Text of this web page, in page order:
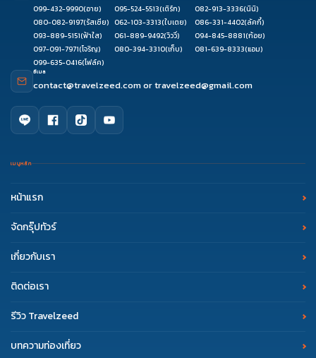
099-432-9990(อาย) 095-524-5513(เติร์ก) 082-913-3336(นินิ)
080-082-9197(รัสเซีย) 062-103-3313(ใบเตย) 086-331-4402(ลัคกี้)
093-889-5151(ฟ้าใส) 061-889-9492(วิววี่) 094-845-8881(ก้อย)
097-091-7971(โจริญ) 080-394-3310(เก็บ) 081-639-8333(แอม)
099-635-0416(โฟล์ค)
อีเมล
contact@travelzeed.comortravelzeed@gmail.com
เมนูหลัก
หน้าแรก
จัดกรุ๊ปทัวร์
เกี่ยวกับเรา
ติดต่อเรา
รีวิว Travelzeed
บทความท่องเที่ยว